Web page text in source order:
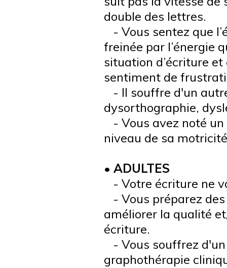
double des lettres.
- Vous sentez que
freinée par l’énergie
situation d’écriture
sentiment de
- Il souffre d'un
dysorthographie,
- Vous avez noté
niveau de sa
• ADULTES
- Votre écriture ne
- Vous préparez
améliorer la qualité
écriture.
- Vous souffrez
graphothérapie